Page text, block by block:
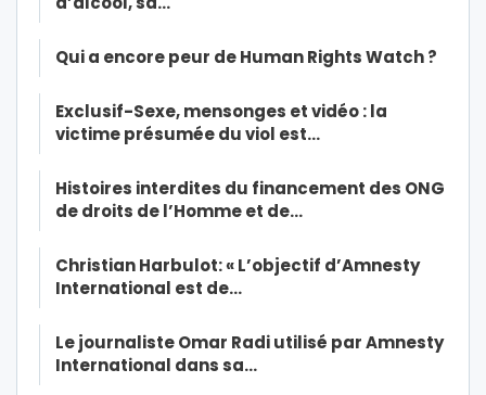
Qui a encore peur de Human Rights Watch ?
Exclusif-Sexe, mensonges et vidéo : la
victime présumée du viol est…
Histoires interdites du financement des ONG
de droits de l’Homme et de…
Christian Harbulot: « L’objectif d’Amnesty
International est de…
Le journaliste Omar Radi utilisé par Amnesty
International dans sa…